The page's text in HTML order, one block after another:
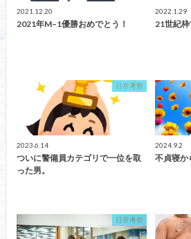
2021.12.20
2021年M–1優勝おめでとう！
2022.1.29
21世紀枠
日常考察
2023.6.14
ついに警備員カテゴリで一位を取
った男。
2024.9.2
不貞寝か
日常考察